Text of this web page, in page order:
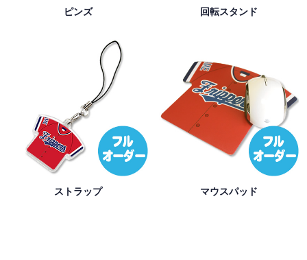
ピンズ 回転スタンド
ストラップ マウスパッド